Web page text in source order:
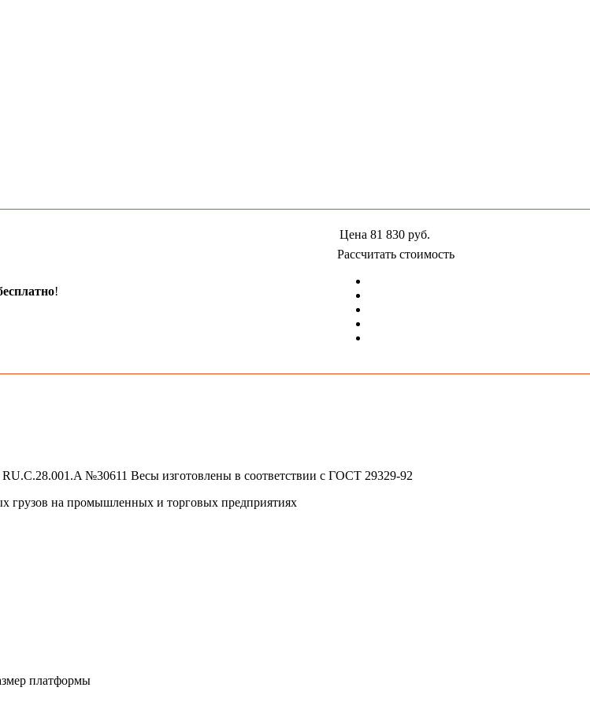
!
Цена 81 830 руб.
Рассчитать стоимость
№30611 Весы изготовлены в соответствии с ГОСТ 29329-92
грузов на промышленных и торговых предприятиях
платформы